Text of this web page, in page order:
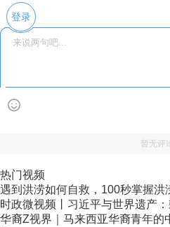
登录
暂无评
热门视频
遇到洪涝如何自救，100秒掌握洪
时政微视频丨习近平与世界遗产
华裔Z视界｜马来西亚华裔青年的